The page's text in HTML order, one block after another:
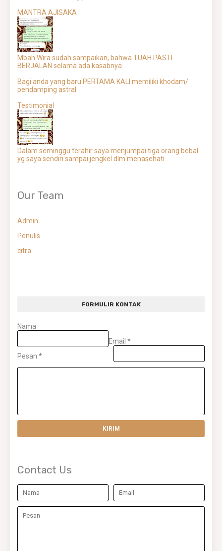
MANTRA AJISAKA
Mbah Wira sudah sampaikan, bahwa TUAH PASTI
BERJALAN selama ada kasabnya
Bagi anda yang baru PERTAMA KALI memiliki khodam/
pendamping astral
Testimonial
Dalam seminggu terahir saya menjumpai tiga orang bebal
yg saya sendiri sampai jengkel dlm menasehati
Our Team
Admin
Penulis
citra
FORMULIR KONTAK
Nama
Email *
Pesan *
Contact Us